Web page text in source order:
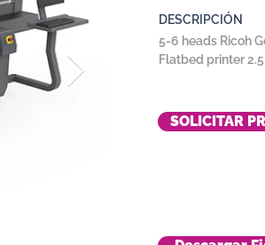
DESCRIPCIÓN
5-6 heads Ricoh
Flatbed printer
SOLICITAR